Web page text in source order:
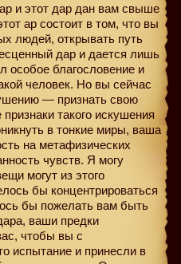
и этот дар дан вам свыше
ар состоит в том, что вы
людей, открывать путь
дар и дается лишь
особое благословение и
человек. Но вы сейчас
— признать свою
такого искушения
в тонкие миры, ваша
на метафизических
чувств. Я могу
могут из этого
бы концентрироваться
бы пожелать вам быть
ваши предки
чтобы вы с
испытание и принесли в